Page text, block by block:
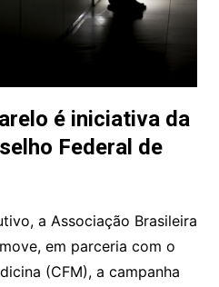
é iniciativa da
Federal de
a Associação Brasileira
em parceria com o
(CFM), a campanha